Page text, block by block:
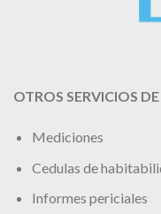
OTROS SERVICIOS
Mediciones
Cedulas de
Informes periciales